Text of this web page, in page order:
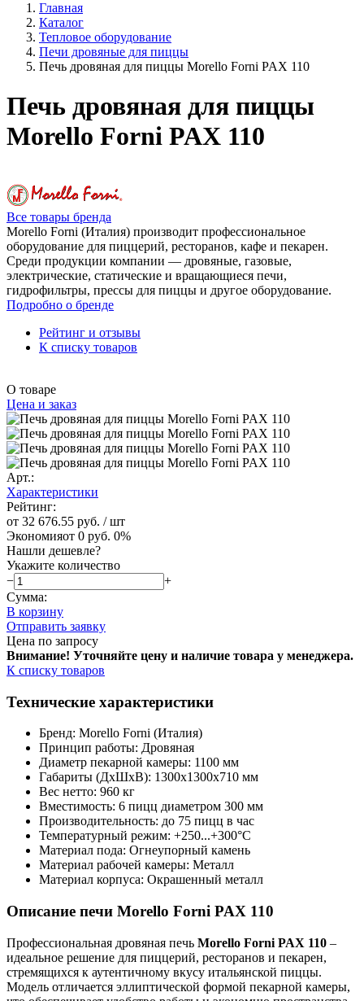
Главная
Каталог
Тепловое оборудование
Печи дровяные для пиццы
Печь дровяная для пиццы Morello Forni PAX 110
Печь дровяная для пиццы
Morello Forni PAX 110
Все товары бренда
Morello Forni (Италия) производит профессиональное
оборудование для пиццерий, ресторанов, кафе и пекарен.
Среди продукции компании — дровяные, газовые,
электрические, статические и вращающиеся печи,
гидрофильтры, прессы для пиццы и другое оборудование.
Подробно о бренде
Рейтинг и отзывы
К списку товаров
О товаре
Цена и заказ
Арт.:
Характеристики
Рейтинг:
от 32 676.55 руб. / шт
Экономияот 0 руб. 0%
Нашли дешевле?
Укажите количество
−
+
Сумма:
В корзину
Отправить заявку
Цена по запросу
Внимание! Уточняйте цену и наличие товара у менеджера.
К списку товаров
Технические характеристики
Бренд: Morello Forni (Италия)
Принцип работы: Дровяная
Диаметр пекарной камеры: 1100 мм
Габариты (ДхШхВ): 1300х1300х710 мм
Вес нетто: 960 кг
Вместимость: 6 пицц диаметром 300 мм
Производительность: до 75 пицц в час
Температурный режим: +250...+300°С
Материал пода: Огнеупорный камень
Материал рабочей камеры: Металл
Материал корпуса: Окрашенный металл
Описание печи Morello Forni PAX 110
Профессиональная дровяная печь Morello Forni PAX 110 –
идеальное решение для пиццерий, ресторанов и пекарен,
стремящихся к аутентичному вкусу итальянской пиццы.
Модель отличается эллиптической формой пекарной камеры,